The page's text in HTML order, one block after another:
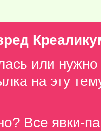
или
на эту
Все явки-